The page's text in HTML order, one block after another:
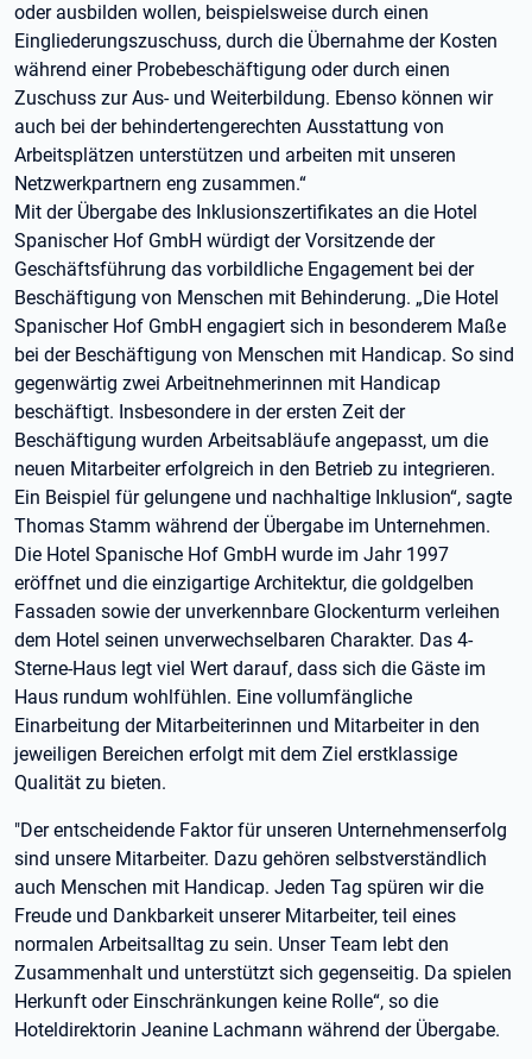
oder ausbilden wollen, beispielsweise durch einen
Eingliederungszuschuss, durch die Übernahme der Kosten
während einer Probebeschäftigung oder durch einen
Zuschuss zur Aus- und Weiterbildung. Ebenso können wir
auch bei der behindertengerechten Ausstattung von
Arbeitsplätzen unterstützen und arbeiten mit unseren
Netzwerkpartnern eng zusammen.“
Mit der Übergabe des Inklusionszertifikates an die Hotel
Spanischer Hof GmbH würdigt der Vorsitzende der
Geschäftsführung das vorbildliche Engagement bei der
Beschäftigung von Menschen mit Behinderung. „Die Hotel
Spanischer Hof GmbH engagiert sich in besonderem Maße
bei der Beschäftigung von Menschen mit Handicap. So sind
gegenwärtig zwei Arbeitnehmerinnen mit Handicap
beschäftigt. Insbesondere in der ersten Zeit der
Beschäftigung wurden Arbeitsabläufe angepasst, um die
neuen Mitarbeiter erfolgreich in den Betrieb zu integrieren.
Ein Beispiel für gelungene und nachhaltige Inklusion“, sagte
Thomas Stamm während der Übergabe im Unternehmen.
Die Hotel Spanische Hof GmbH wurde im Jahr 1997
eröffnet und die einzigartige Architektur, die goldgelben
Fassaden sowie der unverkennbare Glockenturm verleihen
dem Hotel seinen unverwechselbaren Charakter. Das 4-
Sterne-Haus legt viel Wert darauf, dass sich die Gäste im
Haus rundum wohlfühlen. Eine vollumfängliche
Einarbeitung der Mitarbeiterinnen und Mitarbeiter in den
jeweiligen Bereichen erfolgt mit dem Ziel erstklassige
Qualität zu bieten.
"Der entscheidende Faktor für unseren Unternehmenserfolg
sind unsere Mitarbeiter. Dazu gehören selbstverständlich
auch Menschen mit Handicap. Jeden Tag spüren wir die
Freude und Dankbarkeit unserer Mitarbeiter, teil eines
normalen Arbeitsalltag zu sein. Unser Team lebt den
Zusammenhalt und unterstützt sich gegenseitig. Da spielen
Herkunft oder Einschränkungen keine Rolle“, so die
Hoteldirektorin Jeanine Lachmann während der Übergabe.